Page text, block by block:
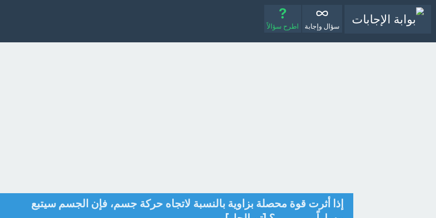
سؤال وإجابة اطرح سؤالاً
إذا أثرت قوة محصلة بزاوية بالنسبة لاتجاه حركة جسم، فإن الجسم سيتبع